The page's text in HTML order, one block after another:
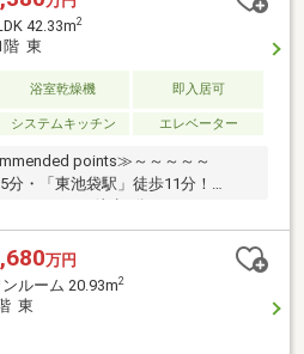
42.33m2
階 東
浴室乾燥機 即入居可
システムキッチン エレベーター
points≫～～～～～
・「東池袋駅」徒歩11分！
適に、「コンビニ」まで徒歩1
スにも対応。自由な働き方を叶え
ク＆防犯カメラで安心の環境！～
～～～～～～～～～～～～◆頭金
低金利50年ローン!◆提携銀行多
談下さい!◆車でまとめてご案内!
万円
ンルーム 20.93m2
東